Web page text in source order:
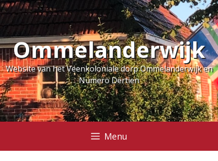
Ga
naar
de
inhoudOmmelanderwijk
Website van het Veenkoloniale dorp Ommelanderwijk en
Numero Dertien
Menu